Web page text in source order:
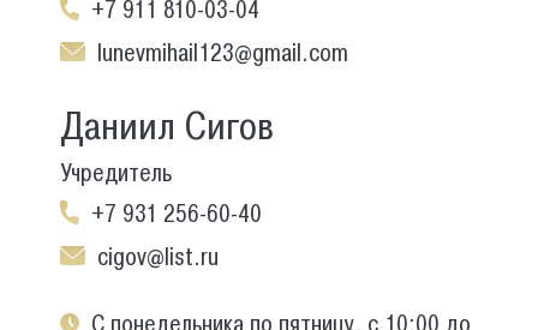
+7 911 810-03-04
lunevmihail123@gmail.com
Даниил Сигов
Учредитель
+7 931 256-60-40
cigov@list.ru
С понедельника по пятницу, с 10:00 до